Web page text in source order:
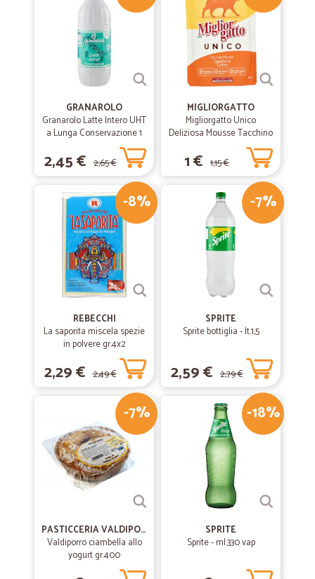
GRANAROLO
Granarolo Latte Intero UHT
a Lunga Conservazione 1
2,45 € 2,65 €
MIGLIORGATTO
Migliorgatto Unico
Deliziosa Mousse Tacchino
1 € 1,15 €
-8%
REBECCHI
La saporita miscela spezie
in polvere gr.4x2
2,29 € 2,49 €
-7%
SPRITE
Sprite bottiglia - lt.1,5
2,59 € 2,79 €
-7%
PASTICCERIA VALDIPORRO
Valdiporro ciambella allo
yogurt gr.400
-18%
SPRITE
Sprite - ml.330 vap